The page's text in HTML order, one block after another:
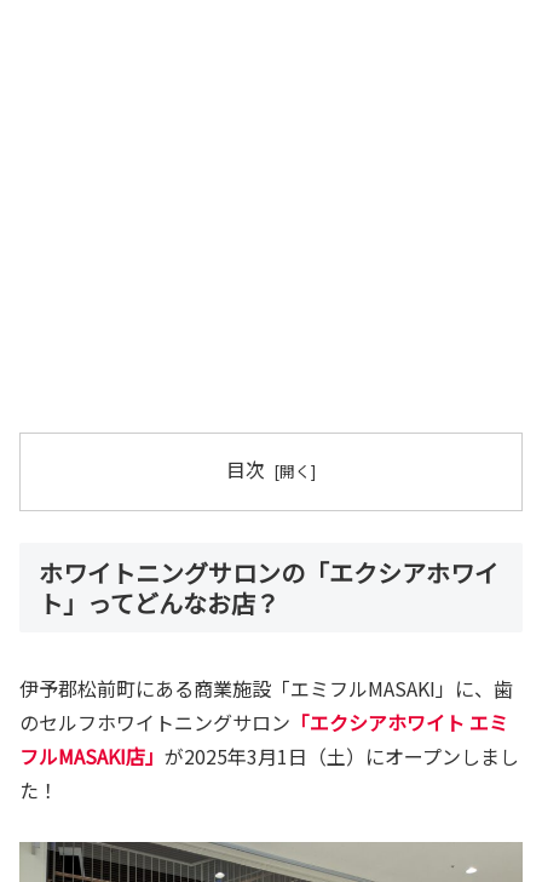
目次
ホワイトニングサロンの「エクシアホワイ
ト」ってどんなお店？
伊予郡松前町にある商業施設「エミフルMASAKI」に、歯
のセルフホワイトニングサロン 「エクシアホワイト エミ
フルMASAKI店」 が2025年3月1日（土）にオープンしまし
た！